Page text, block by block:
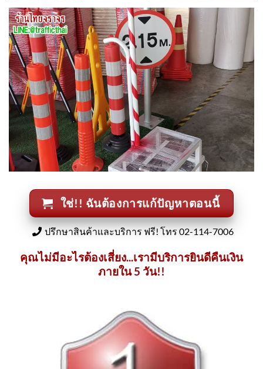
ใช่!! ฉันต้องการแก้ปัญหาตอนนี้
ปรึกษาสินค้าและบริการ ฟรี! โทร 02-114-7006
คุณไม่มีอะไรต้องเสี่ยง...เรามีบริการยินดีคืนเงิน
ภายใน 5 วัน!!